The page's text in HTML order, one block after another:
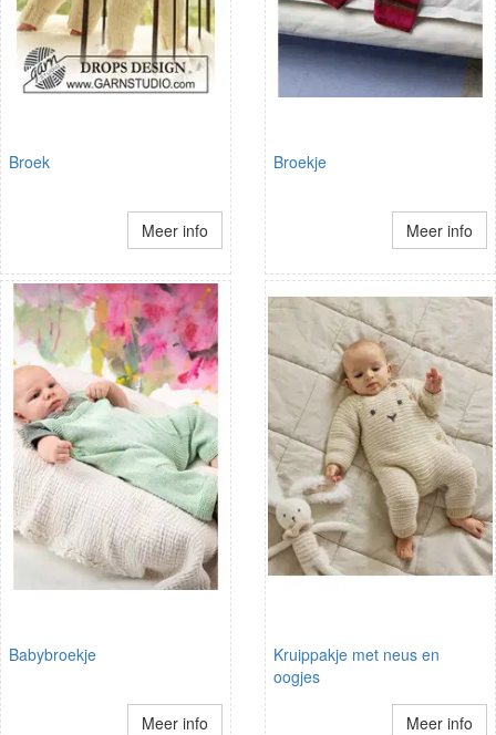
Broek
Meer info
Broekje
Meer info
Babybroekje
Meer info
Kruippakje met neus en
oogjes
Meer info